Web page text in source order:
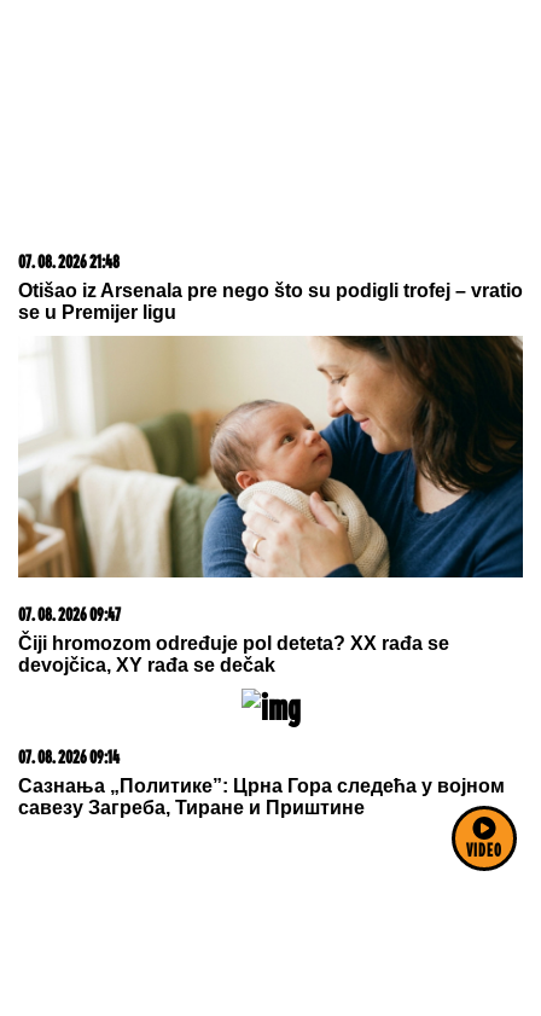
VIDEO
Ribakina sigurna u Torontu
REGISTRUJ SE UZ PROMO KOD CASINO Preuzmi